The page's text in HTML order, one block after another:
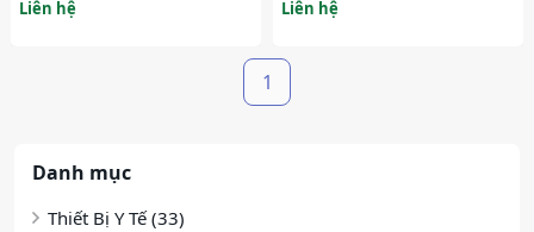
Danh mục
Thiết Bị Y Tế (33)
Liên hệ Liên hệ
1